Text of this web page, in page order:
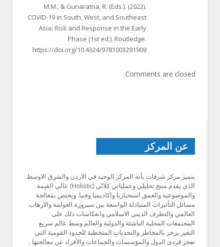
M.M., & Gunaratna, R. (Eds.). (2022).
COVID-19 in South, West, and Southeast
Asia: Risk and Response in the Early
Phase (1st ed.). Routledge.
https://doi.org/10.4324/9781003291909
Comments are closed.
عن المركز
يتميز مركز شرفات بأنه المركز الوحيد في الاردن والشرق الاوسط
الذي يقدم منتج تحليلي وعملياتي كلانّي (Holistic) عالي القيمة
والموضوعية والعمق استخباريا واكاديميا وفنيا. ويختص بمعالجة
مسائل التأثيرات المتبادلة الواسعة بين سيرورة العولمة والارهاب
العالمي والتطرف الديني الاسلامي وانعكاسات ذلك على
المجتمعات المحلية الناشئة والدولية والعالم وسط عالم سريع
التغير يزخر بالمخاطر والتحديات المتخطية للحدود القومية التي
تعجز فردى الدول والمؤسسات والجماعات والأفراد عن معالجتها .